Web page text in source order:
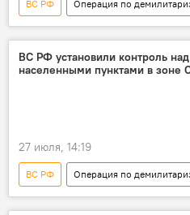
ВС РФ
Операция по
Россия
Украина
военная техника
ВСУ
ВС РФ установили контроль
населенными пунктами в зоне
27 июля, 14:19
ВС РФ
Операция по
Россия
Украина